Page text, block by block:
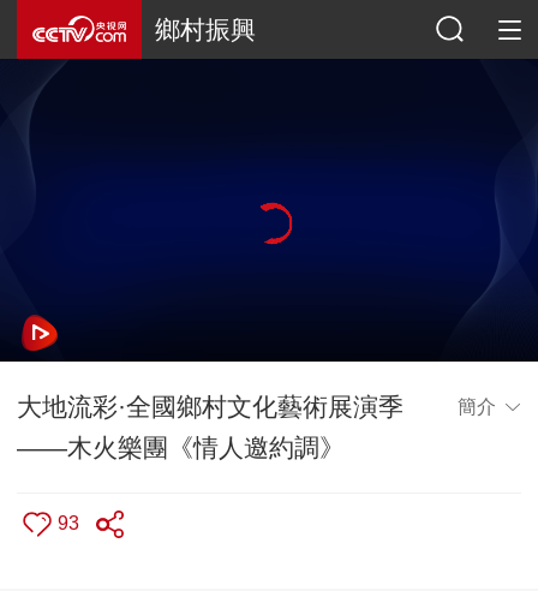
鄉村振興
大地流彩·全國鄉村文化藝術展演季
——木火樂團《情人邀約調》
簡介
93